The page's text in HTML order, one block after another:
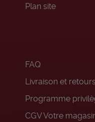
Plan site
FAQ
Livraison et retours
Programme
CGV Votre